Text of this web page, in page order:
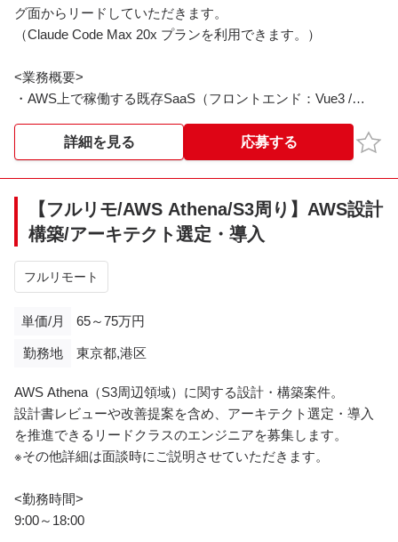
グ面からリードしていただきます。
（Claude Code Max 20x プランを利用できます。）
<業務概要>
・AWS上で稼働する既存SaaS（フロントエンド：Vue3 /
よびインシデント発生時の調査・対応
・AIエージェントを前提とした開発フローの実践・改善と、
チームへの浸透
ｰ開発チームと協働し、週次で成果物を確認しながら要件の
明確化～設計・実装・テストを進める
※フロントエンドの設計・実装を牽引しつつ、AIを活用してバ
ックエンドまで横断的にカバーいただける方を想定していま
・サービス仕様の設計および検討
・既存機能および新規機能のコーディングとテスト
・所属チーム担当領域における他部署との連携
・障害発生時の監視と原因調査
<勤務時間>
フレックス
詳細を見る 応募する お気
【フルリモ/AWS Athena/S3周り】AWS設計
構築/アーキテクト選定・導入
フルリモート
単価/月 65～75万円
勤務地 東京都,港区
AWS Athena（S3周辺領域）に関する設計・構築案件。
設計書レビューや改善提案を含め、アーキテクト選定・導入
を推進できるリードクラスのエンジニアを募集します。
※その他詳細は面談時にご説明させていただきます。
<勤務時間>
9:00～18:00